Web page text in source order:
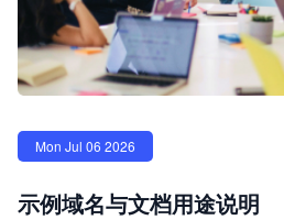
Mon Jul 06 2026
示例域名与文档用途说明